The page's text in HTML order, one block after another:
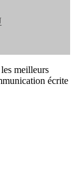
meilleurs
écrite